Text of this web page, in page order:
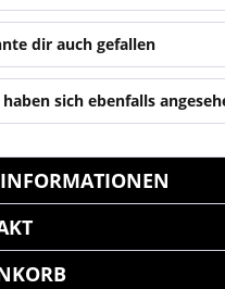
dir auch gefallen
sich ebenfalls